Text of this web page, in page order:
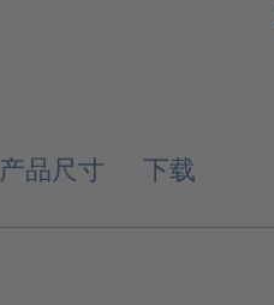
产品尺寸 下载